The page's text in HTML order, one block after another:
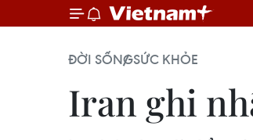
ĐỜI SỐNGSỨC KHỎE
Iran ghi